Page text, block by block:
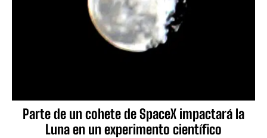
Parte de un cohete de SpaceX impactará la
Luna en un experimento científico